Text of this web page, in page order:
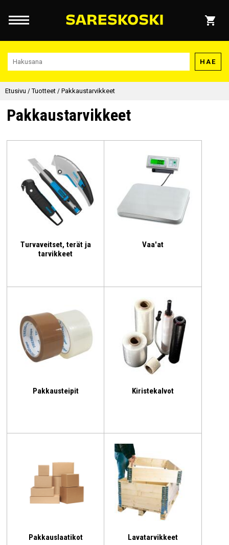
HAE
Etusivu /Tuotteet / Pakkaustarvikkeet
Pakkaustarvikkeet
Turvaveitset, terät ja
tarvikkeet
Vaa'at
Pakkausteipit Kiristekalvot
Pakkauslaatikot Lavatarvikkeet